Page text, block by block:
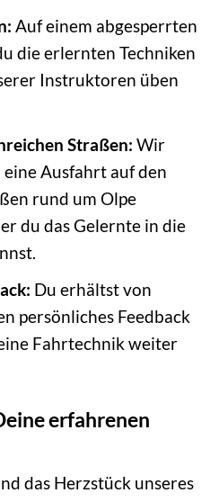
Auf einem abgesperrten
die erlernten Techniken
Instruktoren üben
Straßen: Wir
Ausfahrt auf den
rund um Olpe
du das Gelernte in die
Du erhältst von
persönliches Feedback
Fahrtechnik weiter
erfahrenen
das Herzstück unseres